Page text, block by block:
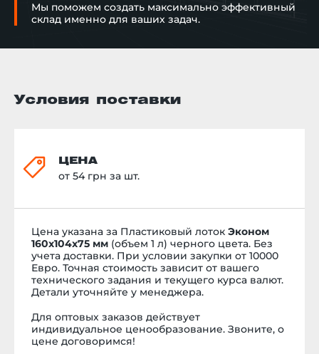
Мы поможем создать максимально эффективный
склад именно для ваших задач.
Условия поставки
ЦЕНА
от 54 грн за шт.
Цена указана за Пластиковый лоток Эконом
160х104х75 мм (объем 1 л) черного цвета. Без
учета доставки. При условии закупки от 10000
Евро. Точная стоимость зависит от вашего
технического задания и текущего курса валют.
Детали уточняйте у менеджера.
Для оптовых заказов действует
индивидуальное ценообразование. Звоните, о
цене договоримся!